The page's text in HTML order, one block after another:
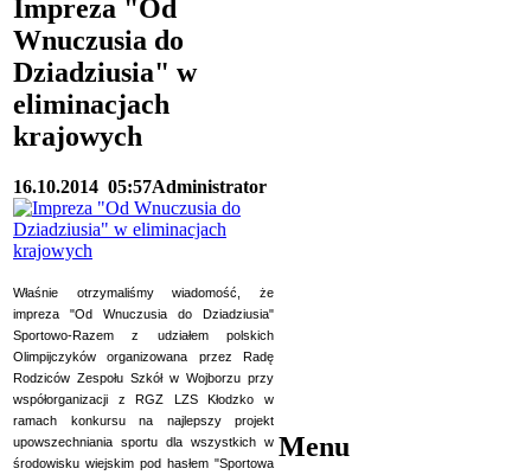
Impreza "Od
Wnuczusia do
Dziadziusia" w
eliminacjach
krajowych
16.10.2014 05:57Administrator
Właśnie otrzymaliśmy wiadomość, że
impreza "Od Wnuczusia do Dziadziusia"
Sportowo-Razem z udziałem polskich
Olimpijczyków organizowana przez Radę
Rodziców Zespołu Szkół w Wojborzu przy
współorganizacji z RGZ LZS Kłodzko w
ramach konkursu na najlepszy projekt
upowszechniania sportu dla wszystkich w
środowisku wiejskim pod hasłem "Sportowa
Menu